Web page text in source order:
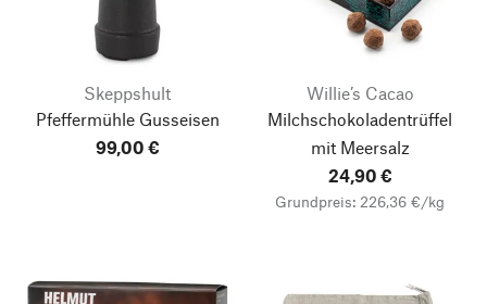
Skeppshult
Pfeffermühle Gusseisen
99,00 €
Willie’s Cacao
Milchschokoladentrüffel
mit Meersalz
24,90 €
Grundpreis: 226,36 €/kg